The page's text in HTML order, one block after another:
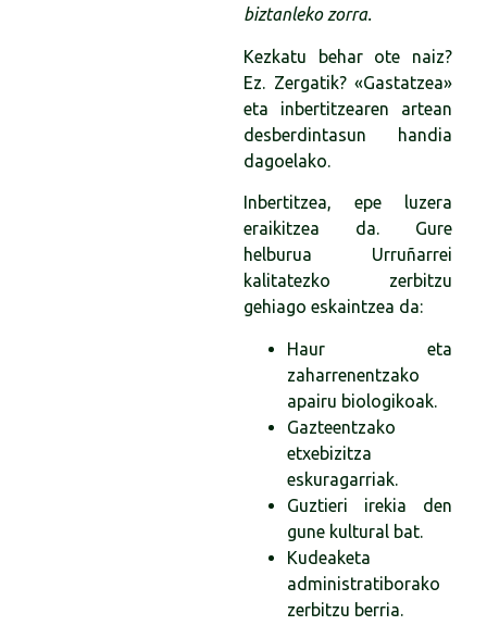
biztanleko zorra.
Kezkatu behar ote naiz?
Ez. Zergatik? «Gastatzea»
eta inbertitzearen artean
desberdintasun handia
dagoelako.
Inbertitzea, epe luzera
eraikitzea da. Gure
helburua Urruñarrei
kalitatezko zerbitzu
gehiago eskaintzea da:
Haur eta
zaharrenentzako
apairu biologikoak.
Gazteentzako
etxebizitza
eskuragarriak.
Guztieri irekia den
gune kultural bat.
Kudeaketa
administratiborako
zerbitzu berria.